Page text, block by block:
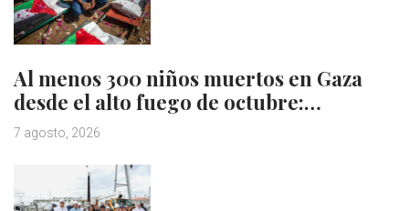
Al menos 300 niños muertos en Gaza
desde el alto fuego de octubre:…
7 agosto, 2026